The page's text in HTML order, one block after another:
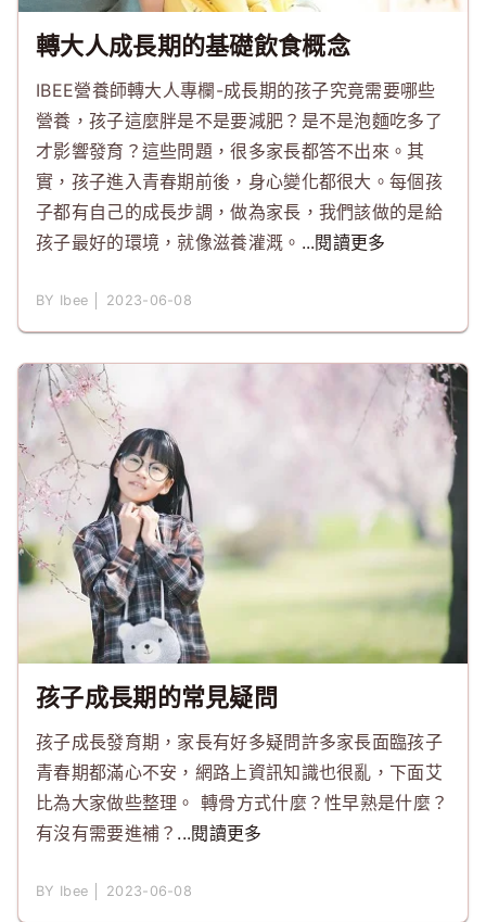
轉大人成長期的基礎飲食概念
IBEE營養師轉大人專欄-成長期的孩子究竟需要哪些
營養，孩子這麼胖是不是要減肥？是不是泡麵吃多了
才影響發育？這些問題，很多家長都答不出來。其
實，孩子進入青春期前後，身心變化都很大。每個孩
子都有自己的成長步調，做為家長，我們該做的是給
孩子最好的環境，就像滋養灌溉。 ...閱讀更多
BY Ibee │ 2023-06-08
孩子成長期的常見疑問
孩子成長發育期，家長有好多疑問許多家長面臨孩子
青春期都滿心不安，網路上資訊知識也很亂，下面艾
比為大家做些整理。 轉骨方式什麼？性早熟是什麼？
有沒有需要進補？ ...閱讀更多
BY Ibee │ 2023-06-08